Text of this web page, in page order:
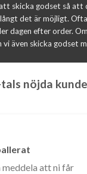
skicka godset så att
det är möjligt.
dagen efter order.
även skicka godset
nöjda
att ni får